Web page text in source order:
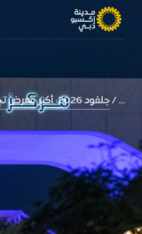
... جلفود 2026: أكبر معرض تجاري للأغذية والم...